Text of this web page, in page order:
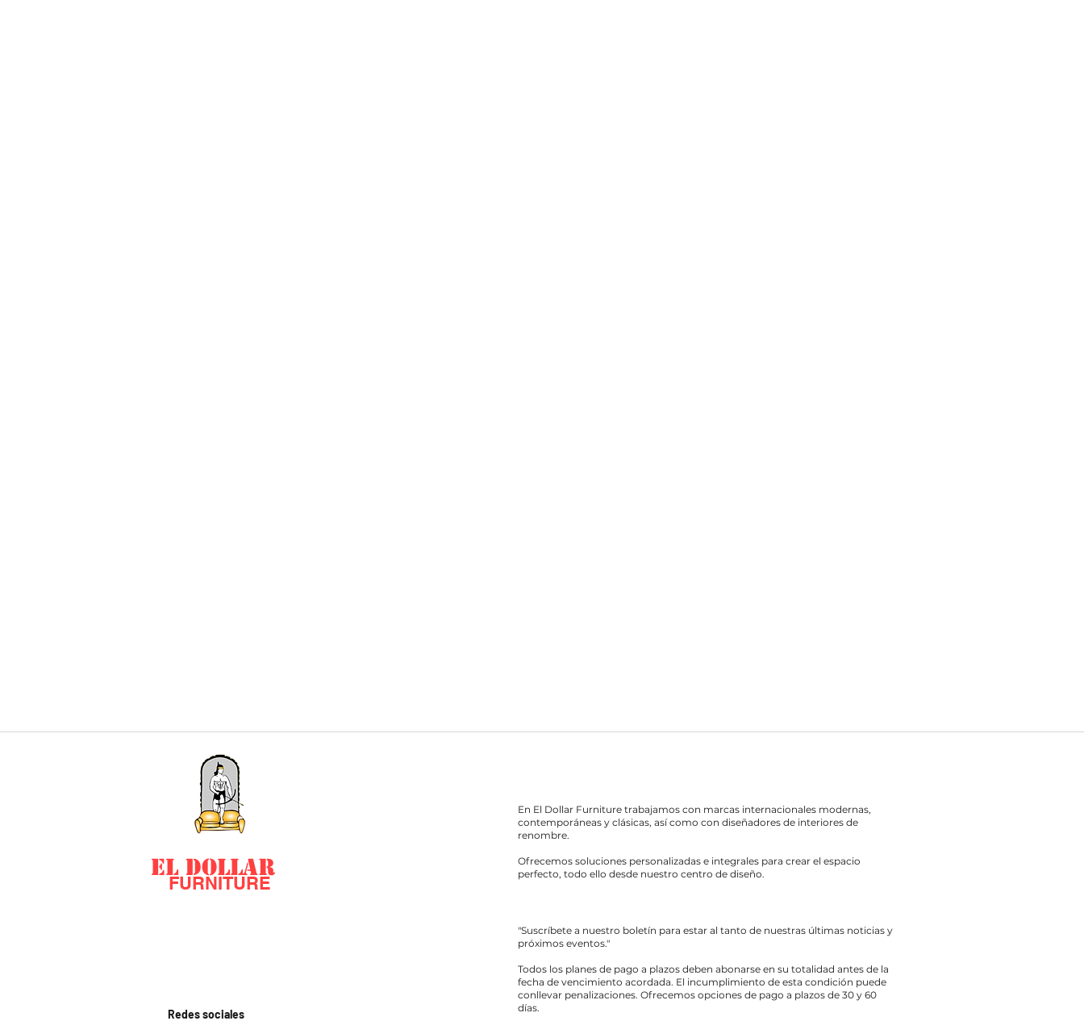
EL DOLLAR
FURNITURE
Redes sociales
En El Dollar Furniture trabajamos con marcas internacionales modernas,
contemporáneas y clásicas, así como con diseñadores de interiores de
renombre.
Ofrecemos soluciones personalizadas e integrales para crear el espacio
perfecto, todo ello desde nuestro centro de diseño.
"Suscríbete a nuestro boletín para estar al tanto de nuestras últimas noticias y
próximos eventos."
Todos los planes de pago a plazos deben abonarse en su totalidad antes de la
fecha de vencimiento acordada. El incumplimiento de esta condición puede
conllevar penalizaciones. Ofrecemos opciones de pago a plazos de 30 y 60
días.